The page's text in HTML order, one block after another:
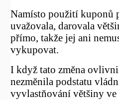
Namísto použití kuponů
uvažovala, darovala
přímo, takže jej ani
vykupovat.
I když tato změna
nezměnila podstatu
vyvlastňování většiny ve